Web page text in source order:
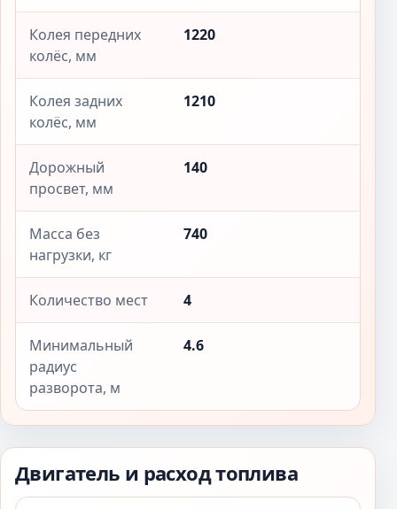
Колея передних
колёс, мм
1220
Колея задних
колёс, мм
1210
Дорожный
просвет, мм
140
Масса без
нагрузки, кг
740
Количество мест 4
Минимальный
радиус
разворота, м
4.6
Двигатель и расход топлива